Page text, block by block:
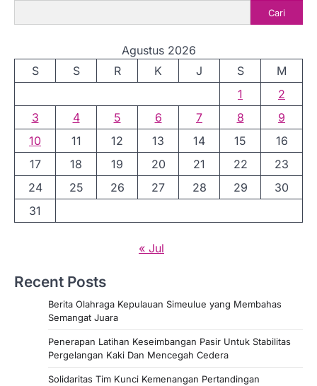
Cari
Agustus 2026
S
S R K J S
M
1
2
3
4 5 6 7 8
9
10
11 12 13 14 15
16
17
18 19 20 21 22
23
24
25 26 27 28 29
30
31
« Jul
Recent Posts
Berita Olahraga Kepulauan Simeulue yang Membahas
Semangat Juara
Penerapan Latihan Keseimbangan Pasir Untuk Stabilitas
Pergelangan Kaki Dan Mencegah Cedera
Solidaritas Tim Kunci Kemenangan Pertandingan